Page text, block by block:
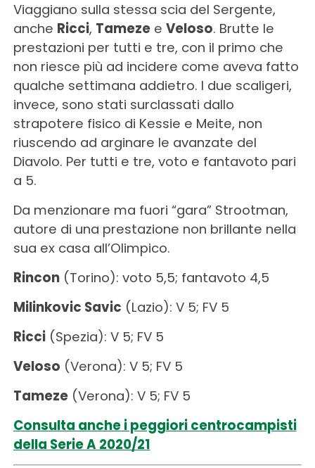
Viaggiano sulla stessa scia del Sergente,
anche Ricci, Tamezee Veloso. Brutte le
prestazioni per tutti e tre, con il primo che
non riesce più ad incidere come aveva fatto
qualche settimana addietro. I due scaligeri,
invece, sono stati surclassati dallo
strapotere fisico di Kessie e Meite, non
riuscendo ad arginare le avanzate del
Diavolo. Per tutti e tre, voto e fantavoto pari
a 5.
Da menzionare ma fuori “gara” Strootman,
autore di una prestazione non brillante nella
sua ex casa all’Olimpico.
Rincon(Torino): voto 5,5; fantavoto 4,5
Milinkovic Savic (Lazio): V 5; FV 5
Ricci(Spezia): V 5; FV 5
Veloso (Verona): V 5; FV 5
Tameze(Verona): V 5; FV 5
Consulta anche i peggiori centrocampisti
della Serie A 2020/21